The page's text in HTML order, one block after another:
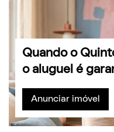
Quando o
o aluguel é
Anunciar imóvel